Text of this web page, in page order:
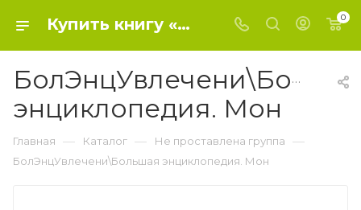
Купить книгу «БолЭнцУвлечени\Большая энциклопедия. Мон» 2020, Мерников А.Г. - Не проставлена группа 0
энциклопедия. Мон
Главная — Каталог — Не проставлена группа —
БолЭнцУвлечени\Большая энциклопедия. Мон